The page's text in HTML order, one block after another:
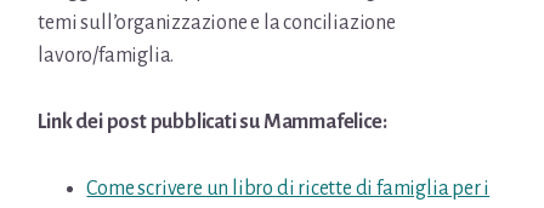
temisull’organizzazione e la conciliazione
lavoro/famiglia.
Link dei post pubblicati su Mammafelice:
Come scrivere un libro di ricette di famiglia per i